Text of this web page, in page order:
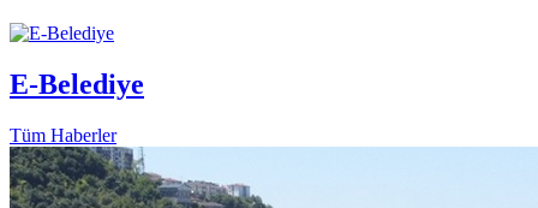
E-Belediye
Tüm Haberler